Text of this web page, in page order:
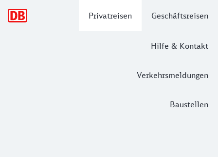
Privatreisen Geschäftsreisen
Hilfe & Kontakt
Verkehrsmeldungen
Baustellen